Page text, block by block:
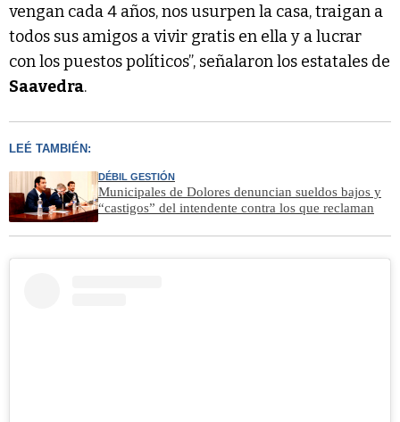
vengan cada 4 años, nos usurpen la casa, traigan a
todos sus amigos a vivir gratis en ella y a lucrar
con los puestos políticos”, señalaron los estatales de
Saavedra.
LEÉ TAMBIÉN:
DÉBIL GESTIÓN
Municipales de Dolores denuncian sueldos bajos y
“castigos” del intendente contra los que reclaman